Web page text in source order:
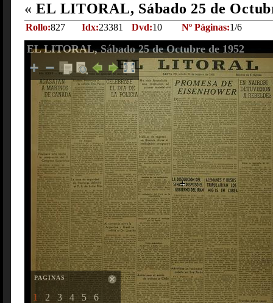
« EL LITORAL, Sábado 25 de
Rollo:827 Idx:23381 Dvd:10 Nº Páginas:1/6
EL LITORAL, Sábado 25 de Octubre de 1952
PAGINAS
1 2 3 4 5 6